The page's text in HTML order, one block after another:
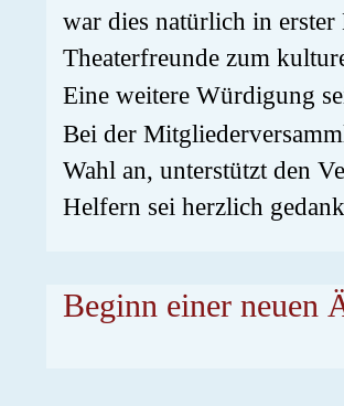
war dies natürlich in
Theaterfreunde zum
Eine weitere Würdigung
Bei der
Wahl an, unterstützt den
Helfern sei herzlich
Beginn einer neuen